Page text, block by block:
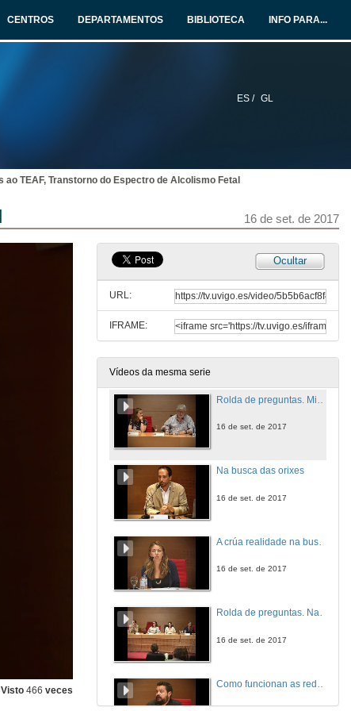
CENTROS DEPARTAMENTOS BIBLIOTECA INFO PARA...
ES / GL
ao TEAF, Transtorno do Espectro de Alcolismo Fetal
16 de set. de 2017
Visto 466 veces
Ocultar
URL:
IFRAME:
Vídeos da mesma serie
O TEAF desde a Psicología
16 de set. de 2017
Asociación de familias con niñ@s con TEAF:
Dous anos de traballo / Un proxecto común
Intervención de Xela, como nai dun neno afectado por SAF
16 de set. de 2017
16 de set. de 2017
Na busca das orixes
16 de set. de 2017
16 de set. de 2017
Rolda de preguntas. Na busca das orixes
16 de set. de 2017